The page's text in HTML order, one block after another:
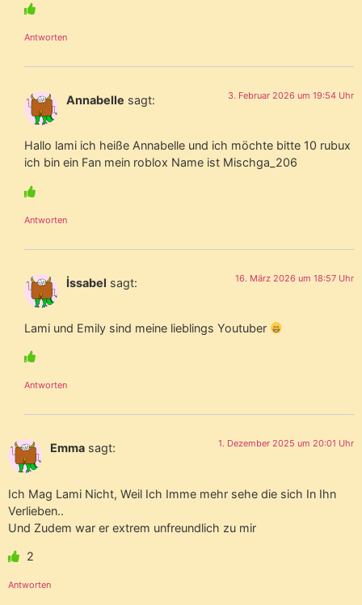
Antworten
Annabelle sagt: 3. Februar 2026 um 19:54 Uhr
Hallo lami ich heiße Annabelle und ich möchte bitte 10 rubux
ich bin ein Fan mein roblox Name ist Mischga_206
Antworten
İssabel sagt: 16. März 2026 um 18:57 Uhr
Lami und Emily sind meine lieblings Youtuber
Antworten
Emma sagt: 1. Dezember 2025 um 20:01 Uhr
Ich Mag Lami Nicht, Weil Ich Imme mehr sehe die sich In Ihn
Verlieben..
Und Zudem war er extrem unfreundlich zu mir
2
Antworten